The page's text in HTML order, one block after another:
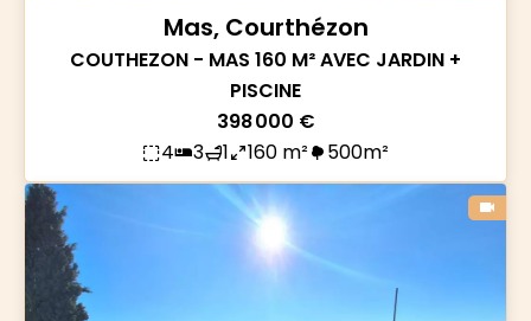
Mas, Courthézon
COUTHEZON - MAS 160 M² AVEC JARDIN +
PISCINE
398 000 €
4
3 1 160 m² 500m²